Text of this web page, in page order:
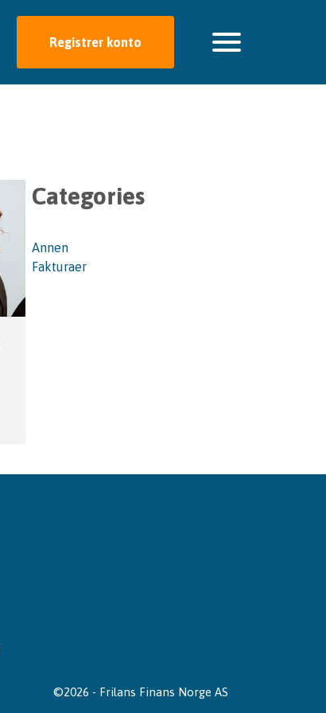
Registrer konto
Categories
Annen
Fakturaer
©2026 - Frilans Finans Norge AS